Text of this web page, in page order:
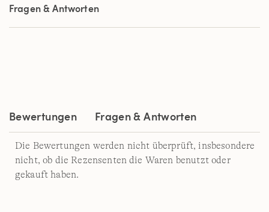
derselben
Fragen & Antworten
Bewertungen Fragen & Antworten
Die Bewertungen werden nicht überprüft, insbesondere
nicht, ob die Rezensenten die Waren benutzt oder
gekauft haben.